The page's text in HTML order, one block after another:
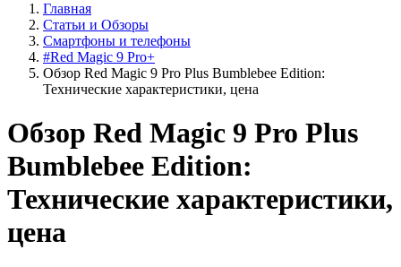
Главная
Статьи и Обзоры
Смартфоны и телефоны
#Red Magic 9 Pro+
Обзор Red Magic 9 Pro Plus Bumblebee Edition:
Технические характеристики, цена
Обзор Red Magic 9 Pro Plus
Bumblebee Edition:
Технические характеристики,
цена